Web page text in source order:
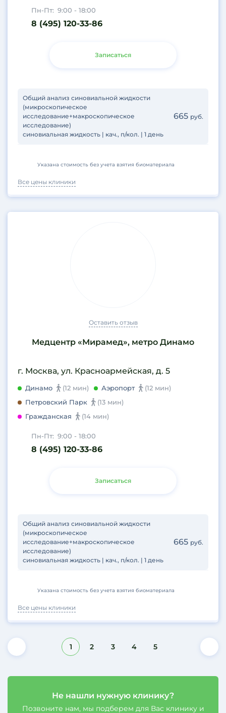
Пн-Пт: 9:00 - 18:00
8 (495) 120-33-86
Записаться
Общий анализ синовиальной жидкости
(микроскопическое
исследование+макроскопическое
исследование)
синовиальная жидкость | кач., п/кол. | 1 день
665 руб.
Все цены клиники
Указана стоимость без учета взятия биоматериала
Оставить отзыв
Медцентр «Мирамед», метро Динамо
г. Москва, ул. Красноармейская, д. 5
Динамо (12 мин) Аэропорт
(12 мин)
Петровский Парк
(13 мин)
Гражданская
(14 мин)
Пн-Пт: 9:00 - 18:00
8 (495) 120-33-86
Записаться
Общий анализ синовиальной жидкости
(микроскопическое
исследование+макроскопическое
исследование)
синовиальная жидкость | кач., п/кол. | 1 день
665 руб.
Все цены клиники
Указана стоимость без учета взятия биоматериала
1 2 3 4 5
Не нашли нужную клинику?
Позвоните нам, мы подберем для Вас клинику и